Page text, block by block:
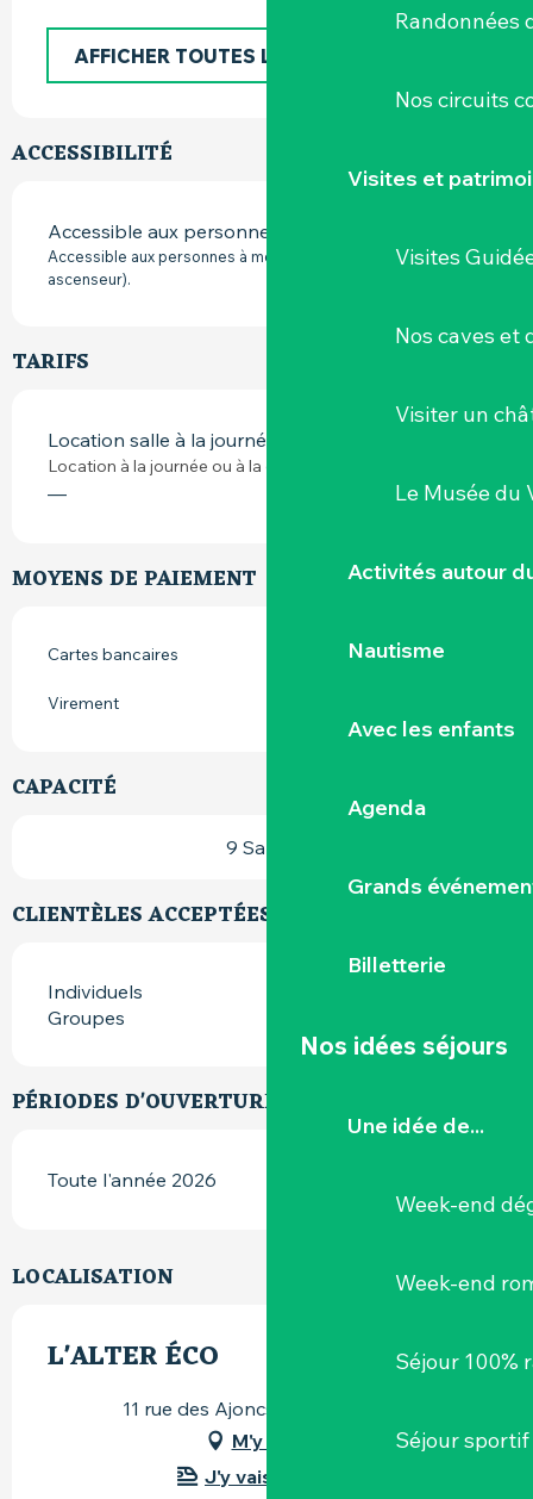
Randonnées
Nos circuits
Visites et
Visites
Nos caves et
Visiter un
Le Musée du
Activités autour
Nautisme
Avec les enfants
Agenda
Grands
Billetterie
Nos idées séjours
Une idée de...
Week-end
Week-end
Séjour 100%
Séjour sportif
AFFICHER TOUTES LES PRESTATIONS
ACCESSIBILITÉ
Accessible aux personnes à mobilité réduite
Accessible aux personnes à mobilité réduite ( accès PMR et
ascenseur).
TARIFS
Location salle à la journée
Location à la journée ou à la demi-journée.
—
MOYENS DE PAIEMENT
Cartes bancaires
Virement
CAPACITÉ
9 Salle(s)
CLIENTÈLES ACCEPTÉES
Individuels
Groupes
PÉRIODES D'OUVERTURE
Toute l'année 2026
LOCALISATION
L'ALTER ÉCO
11 rue des Ajoncs, 44190 Clisson
M'y rendre
J'y vais en train !